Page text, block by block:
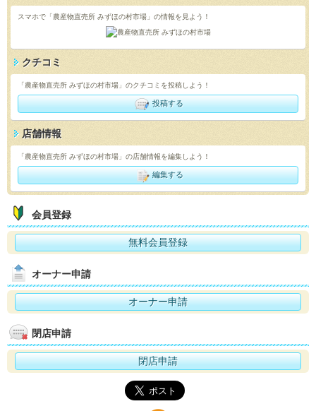
スマホで「農産物直売所 みずほの村市場」の情報を見よう！
クチコミ
「農産物直売所 みずほの村市場」のクチコミを投稿しよう！
投稿する
店舗情報
「農産物直売所 みずほの村市場」の店舗情報を編集しよう！
編集する
会員登録
無料会員登録
オーナー申請
オーナー申請
閉店申請
閉店申請